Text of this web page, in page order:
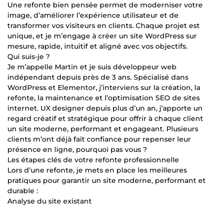
Une refonte bien pensée permet de moderniser votre
image, d’améliorer l’expérience utilisateur et de
transformer vos visiteurs en clients. Chaque projet est
unique, et je m’engage à créer un site WordPress sur
mesure, rapide, intuitif et aligné avec vos objectifs.
Qui suis-je ?
Je m’appelle Martin et je suis développeur web
indépendant depuis près de 3 ans. Spécialisé dans
WordPress et Elementor, j’interviens sur la création, la
refonte, la maintenance et l’optimisation SEO de sites
internet. UX designer depuis plus d’un an, j’apporte un
regard créatif et stratégique pour offrir à chaque client
un site moderne, performant et engageant. Plusieurs
clients m’ont déjà fait confiance pour repenser leur
présence en ligne, pourquoi pas vous ?
Les étapes clés de votre refonte professionnelle
Lors d’une refonte, je mets en place les meilleures
pratiques pour garantir un site moderne, performant et
durable :
Analyse du site existant